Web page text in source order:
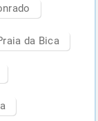
da Bica